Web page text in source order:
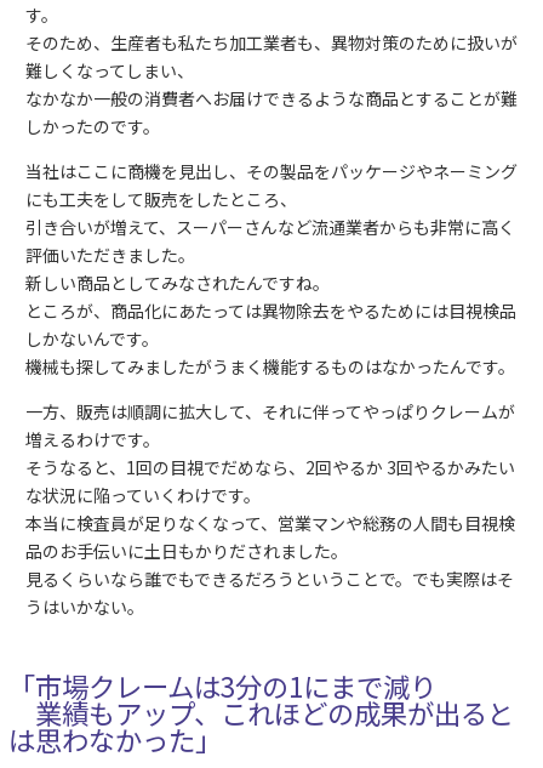
す。
そのため、生産者も私たち加工業者も、異物対策のために扱いが
難しくなってしまい、
なかなか一般の消費者へお届けできるような商品とすることが難
しかったのです。
当社はここに商機を見出し、その製品をパッケージやネーミング
にも工夫をして販売をしたところ、
引き合いが増えて、スーパーさんなど流通業者からも非常に高く
評価いただきました。
新しい商品としてみなされたんですね。
ところが、商品化にあたっては異物除去をやるためには目視検品
しかないんです。
機械も探してみましたがうまく機能するものはなかったんです。
一方、販売は順調に拡大して、それに伴ってやっぱりクレームが
増えるわけです。
そうなると、1回の目視でだめなら、2回やるか 3回やるかみたい
な状況に陥っていくわけです。
本当に検査員が足りなくなって、営業マンや総務の人間も目視検
品のお手伝いに土日もかりだされました。
見るくらいなら誰でもできるだろうということで。でも実際はそ
うはいかない。
「市場クレームは3分の1にまで減り
業績もアップ、これほどの成果が出ると
は思わなかった」